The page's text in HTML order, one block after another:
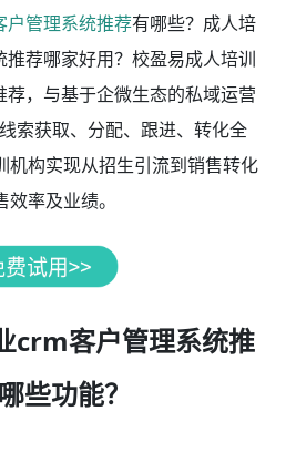
管理系统推荐有哪些？成人培
荐哪家好用？校盈易成人培训
，与基于企微生态的私域运营
索获取、分配、跟进、转化全
机构实现从招生引流到销售转化
率及业绩。
crm客户管理系统推
些功能？